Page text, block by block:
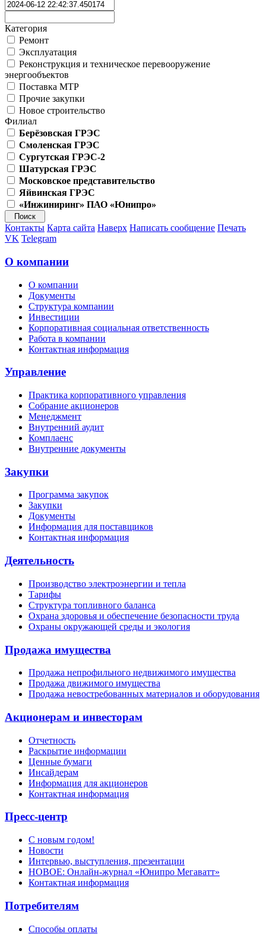
Категория
Ремонт
Эксплуатация
Реконструкция и техническое перевооружение
энергообъектов
Поставка МТР
Прочие закупки
Новое строительство
Филиал
Берёзовская ГРЭС
Смоленская ГРЭС
Сургутская ГРЭС-2
Шатурская ГРЭС
Московское представительство
Яйвинская ГРЭС
«Инжиниринг» ПАО «Юнипро»
Контакты Карта сайта Наверх Написать сообщение Печать
VK Telegram
О компании
О компании
Документы
Структура компании
Инвестиции
Корпоративная социальная ответственность
Работа в компании
Контактная информация
Управление
Практика корпоративного управления
Собрание акционеров
Менеджмент
Внутренний аудит
Комплаенс
Внутренние документы
Закупки
Программа закупок
Закупки
Документы
Информация для поставщиков
Контактная информация
Деятельность
Производство электроэнергии и тепла
Тарифы
Структура топливного баланса
Охрана здоровья и обеспечение безопасности труда
Охраны окружающей среды и экология
Продажа имущества
Продажа непрофильного недвижимого имущества
Продажа движимого имущества
Продажа невостребованных материалов и оборудования
Акционерам и инвесторам
Отчетность
Раскрытие информации
Ценные бумаги
Инсайдерам
Информация для акционеров
Контактная информация
Пресс-центр
С новым годом!
Новости
Интервью, выступления, презентации
НОВОЕ: Онлайн-журнал «Юнипро Мегаватт»
Контактная информация
Потребителям
Способы оплаты